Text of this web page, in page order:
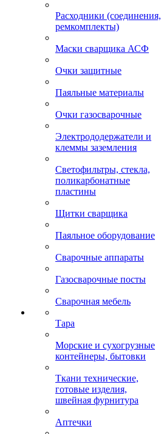
Расходники (соединения,
ремкомплекты)
Маски сварщика АСФ
Очки защитные
Паяльные материалы
Очки газосварочные
Электрододержатели и
клеммы заземления
Светофильтры, стекла,
поликарбонатные
пластины
Щитки сварщика
Паяльное оборудование
Сварочные аппараты
Газосварочные посты
Сварочная мебель
Тара
Морские и сухогрузные
контейнеры, бытовки
Ткани технические,
готовые изделия,
швейная фурнитура
Аптечки